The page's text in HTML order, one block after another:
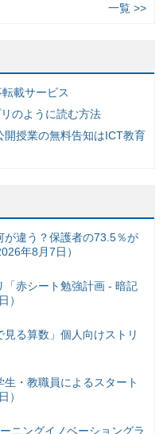
一覧 >>
載サービス
のように読む方法
開授業の無料告知はICT教育
が違う？保護者の73.5％が
年8月7日）
「赤シート勉強計画 - 暗記
）
る算数」個人向けストリ
・教職員によるスタート
）
ニングイノベーショングラ